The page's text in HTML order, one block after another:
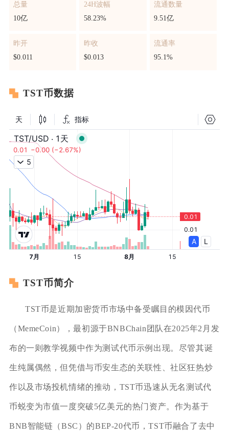
总量
10亿
24H波幅
58.23%
流通数量
9.51亿
昨开
$0.011
昨收
$0.013
流通率
95.1%
TST币数据
TST币简介
TST币是近期加密货币市场中备受瞩目的模因代币
（MemeCoin），最初源于BNBChain团队在2025年2月发
布的一则教学视频中作为测试代币示例出现。尽管其诞
生纯属偶然，但凭借与币安生态的关联性、社区狂热炒
作以及市场投机情绪的推动，TST币迅速从无名测试代
币蜕变为市值一度突破5亿美元的热门资产。作为基于
BNB智能链（BSC）的BEP-20代币，TST币融合了去中